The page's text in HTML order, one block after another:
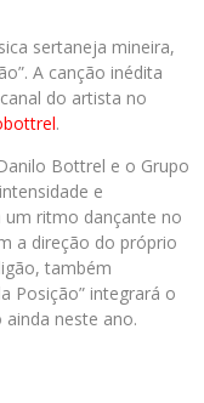
sertaneja mineira,
A canção inédita
do artista no
.
Bottrel e o Grupo
e
ritmo dançante no
a direção do próprio
também
Posição” integrará o
neste ano.